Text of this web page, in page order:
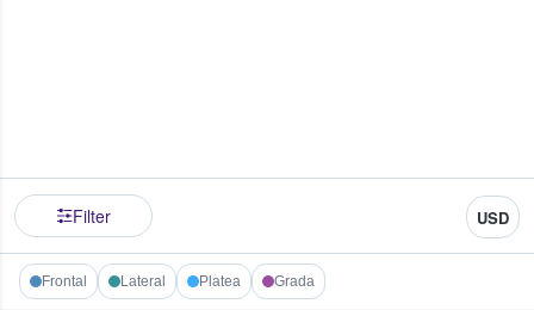
Filter USD
Frontal Lateral Platea Grada